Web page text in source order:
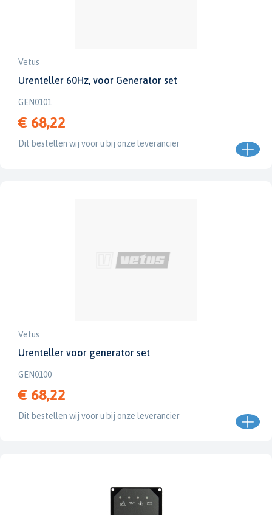
Vetus
Urenteller 60Hz, voor Generator set
GEN0101
€ 68,22
Dit bestellen wij voor u bij onze leverancier
Vetus
Urenteller voor generator set
GEN0100
€ 68,22
Dit bestellen wij voor u bij onze leverancier